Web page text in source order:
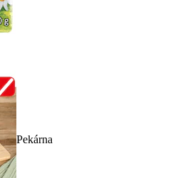
Pekárna